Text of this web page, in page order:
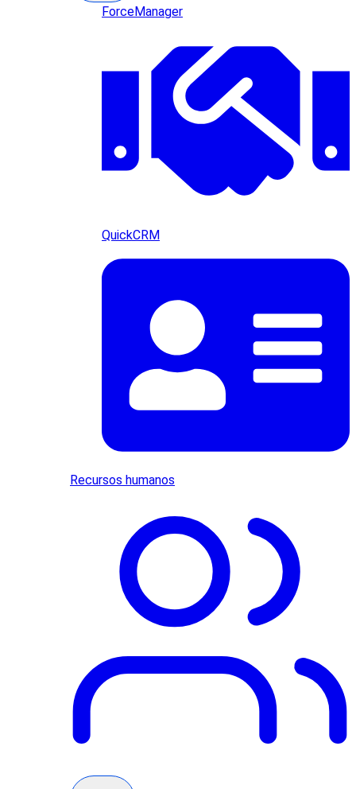
ForceManager
QuickCRM
Recursos humanos